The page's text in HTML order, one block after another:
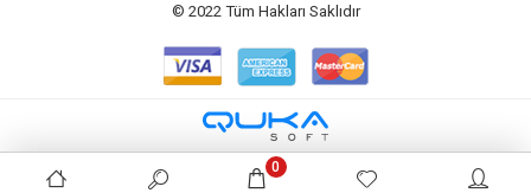
© 2022 Tüm Hakları Saklıdır
0